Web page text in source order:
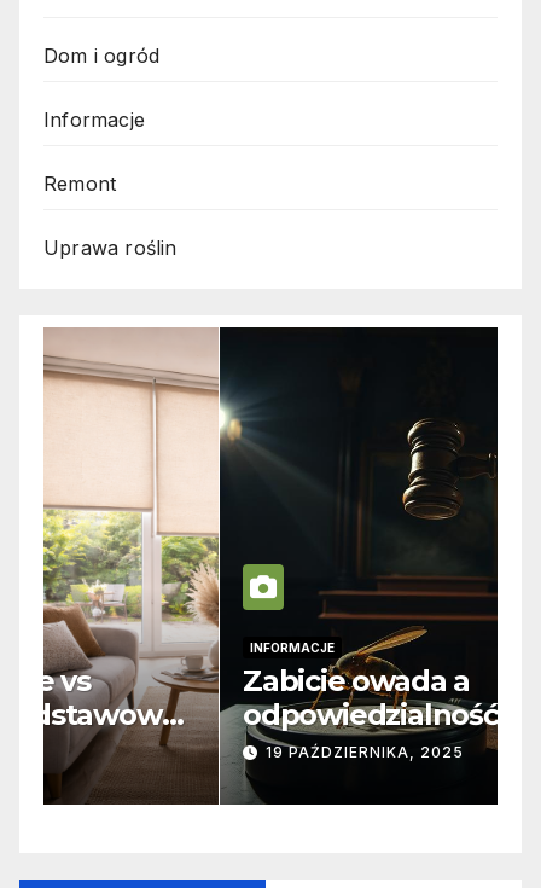
Dom i ogród
Informacje
Remont
Uprawa roślin
INFORMACJE
Zabicie owada a
odpowiedzialność karna –
jak wygląda to w praktyce?
19 PAŹDZIERNIKA, 2025